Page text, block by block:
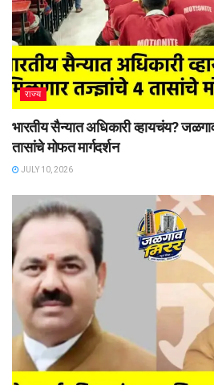
राज्य
भारतीय सैन्यात अधिकारी व्हायचंय?
तासांचे मोफत मार्गदर्शन
JULY 10, 2026